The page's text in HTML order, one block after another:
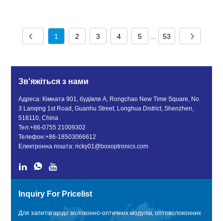
1 2 3 4 5 53
Зв'яжіться з нами
Адреса: Кімната 901, будівля A, Rongchao New Time Square, No.
3 Lanqing 1st Road, Guanhu Street, Longhua District, Shenzhen,
518110, China
Тел:+86-0755 21009302
Телефон:+86-18503066612
Електронна пошта:ricky01@boxoptronics.com
Inquiry For Pricelist
Для запитів щодо волоконно-оптичних модулів, оптоволоконних